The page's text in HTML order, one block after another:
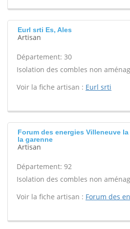
Eurl srti Es, Ales
Artisan
Département: 30
Isolation des combles non
Voir la fiche artisan : Eurl srti
Forum des energies Villeneuve
la garenne
Artisan
Département: 92
Isolation des combles non
Voir la fiche artisan : Forum des